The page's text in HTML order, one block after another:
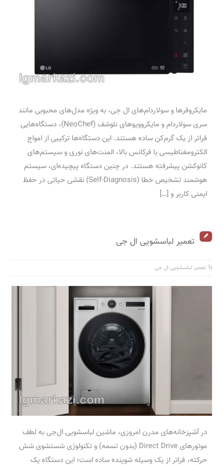
مایکروفرها و سولاردام‌های ال جی، به ویژه مدل‌های محبوبی مانند
سری سولاردام و مایکروویوهای نئوشف (NeoChef)، دستگاه‌هایی
فراتر از یک گرم‌کن ساده هستند. این دستگاه‌ها ترکیبی از امواج
الکترومغناطیسی با فرکانس بالا، المنت‌های نوری و سیستم‌های
کانوکشن پیشرفته هستند. در چنین دستگاه پیچیده‌ای، سیستم
هوشمند تشخیص خطا (Self-Diagnosis) نقشی حیاتی در حفظ
ایمنی کاربر و […]
تعمیر لباسشویی ال جی
تعمیر لباسشویی ال جی
در آشپزخانه‌های مدرن امروزی، ماشین لباسشویی ال‌جی به لطف
موتورهای Direct Drive (بدون تسمه) و تکنولوژی شستشوی شش
حرکته، فراتر از یک وسیله شوینده ساده است؛ این دستگاه یک